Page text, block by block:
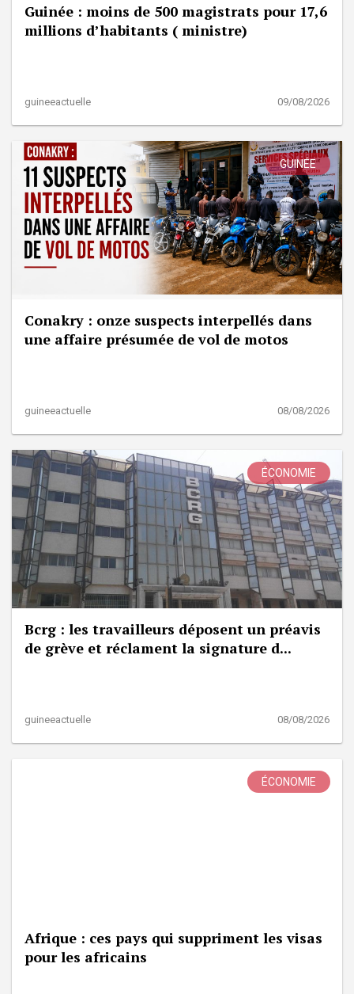
Guinée : moins de 500 magistrats pour 17,6
millions d’habitants ( ministre)
guineeactuelle 09/08/2026
GUINÉE
Conakry : onze suspects interpellés dans
une affaire présumée de vol de motos
guineeactuelle 08/08/2026
ÉCONOMIE
Bcrg : les travailleurs déposent un préavis
de grève et réclament la signature d...
guineeactuelle 08/08/2026
ÉCONOMIE
Afrique : ces pays qui suppriment les visas
pour les africains